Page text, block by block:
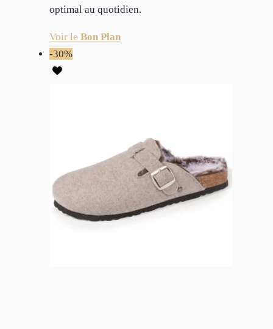
optimal au quotidien.
Voir le Bon Plan
-30%